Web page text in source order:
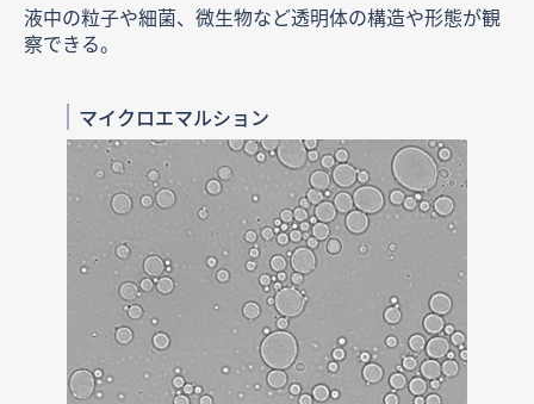
液中の粒子や細菌、微生物など透明体の構造や形態が観
察できる。
マイクロエマルション